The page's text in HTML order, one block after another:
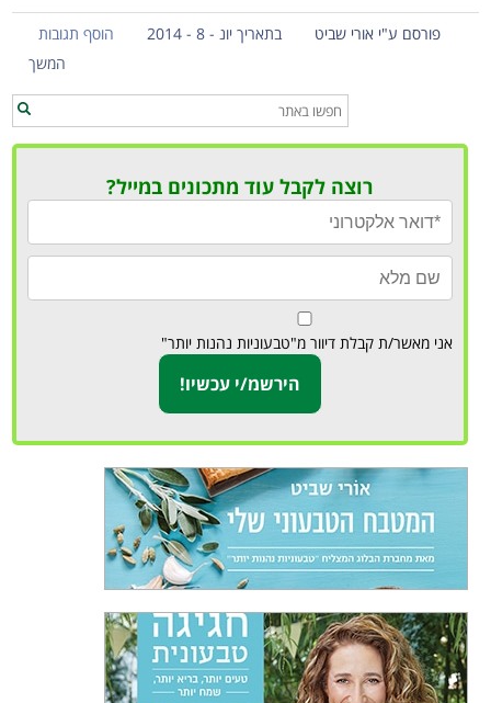
פורסם ע"י אורי שביט בתאריך יונ - 8 - 2014
הוסף תגובות
המשך
רוצה לקבל עוד מתכונים במייל?
אני מאשר/ת קבלת דיוור מ"טבעוניות נהנות יותר"